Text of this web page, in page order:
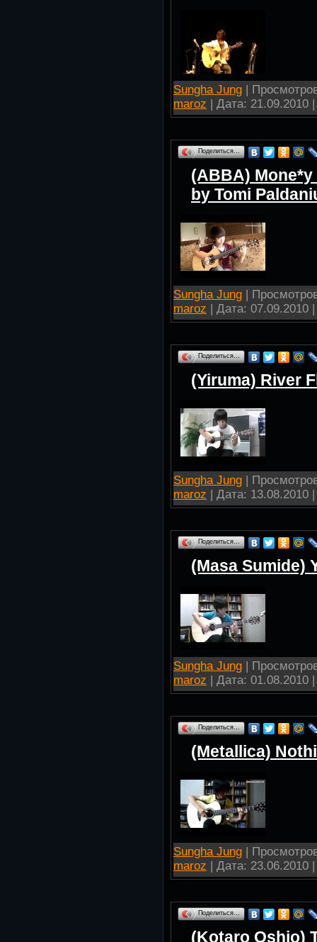
Sungha Jung |
maroz | Дата: 21.09.2010
Поделиться…
(ABBA)
by Tomi
Sungha Jung |
maroz | Дата: 07.09.2010
Поделиться…
(Yiruma) River
Sungha Jung |
maroz | Дата: 13.08.2010
Поделиться…
(Masa Sumide)
Sungha Jung |
maroz | Дата: 01.08.2010
Поделиться…
(Metallica)
Sungha Jung |
maroz | Дата: 23.06.2010
Поделиться…
(Kotaro Oshio)